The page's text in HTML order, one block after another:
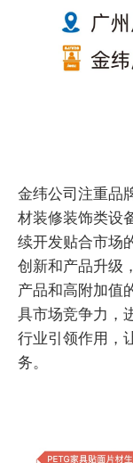
金纬公司注重品
材装修装饰类设
续开发贴合市场
创新和产品升级
产品和高附加值
具市场竞争力，
行业引领作用，
务。